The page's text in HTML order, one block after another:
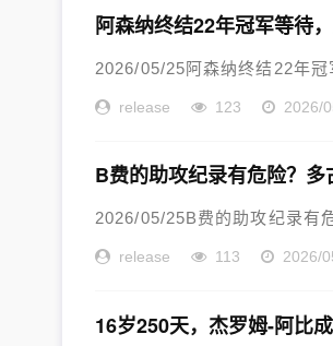
阿森纳终结22年冠军等待
2026/05/25阿森纳终结22年
release 123 2026/
B费的助攻纪录有危险？
2026/05/25B费的助攻纪录有
release 113 2026/
16岁250天，杰罗姆-阿比